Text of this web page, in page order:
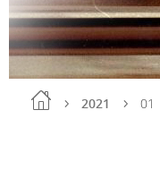
2021 01